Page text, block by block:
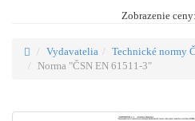
Zobrazenie ceny:
Vydavatelia
Technické normy
Norma "ČSN EN 61511-3"